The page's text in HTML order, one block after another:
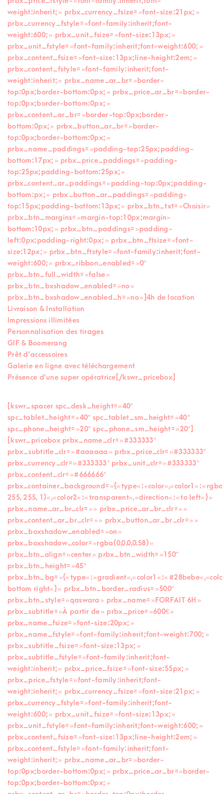
weight:inherit; » prbx_currency_fsize= »font-size:21px; »
prbx_currency_fstyle= »font-family:inherit;font-
weight:600; » prbx_unit_fsize= »font-size:13px; »
prbx_unit_fstyle= »font-family:inherit;font-weight:600; »
prbx_content_fsize= »font-size:13px;line-height:2em; »
prbx_content_fstyle= »font-family:inherit;font-
weight:inherit; » prbx_name_ar_br= »border-
top:0px;border-bottom:0px; » prbx_price_ar_br= »border-
top:0px;border-bottom:0px; »
prbx_content_ar_br= »border-top:0px;border-
bottom:0px; » prbx_button_ar_br= »border-
top:0px;border-bottom:0px; »
prbx_name_paddings= »padding-top:25px;padding-
bottom:17px; » prbx_price_paddings= »padding-
top:25px;padding-bottom:25px; »
prbx_content_ar_paddings= »padding-top:0px;padding-
bottom:px; » prbx_button_ar_paddings= »padding-
top:15px;padding-bottom:13px; » prbx_btn_txt= »Choisir »
prbx_btn_margins= »margin-top:10px;margin-
bottom:10px; » prbx_btn_paddings= »padding-
left:0px;padding-right:0px; » prbx_btn_ftsize= »font-
size:12px; » prbx_btn_ftstyle= »font-family:inherit;font-
weight:600; » prbx_ribbon_enabled= »0″
prbx_btn_full_width= »false »
prbx_btn_bxshadow_enabled= »no »
prbx_btn_bxshadow_enabled_h= »no »]4h de location
Livraison & Installation
Impressions illimitées
Personnalisation des tirages
GIF & Boomerang
Prêt d’accessoires
Galerie en ligne avec téléchargement
Présence d’une super opératrice[/kswr_pricebox]
[kswr_spacer spc_desk_height= »40″
spc_tablet_height= »40″ spc_tablet_sm_height= »40″
spc_phone_height= »20″ spc_phone_sm_height= »20″]
[kswr_pricebox prbx_name_clr= »#333333″
prbx_subtitle_clr= »#aaaaaa » prbx_price_clr= »#333333″
prbx_currency_clr= »#333333″ prbx_unit_clr= »#333333″
prbx_content_clr= »#666666″
prbx_container_background= »{« type« :« color« ,« color1« :«
255, 255, 1)« ,« color2« :« transparent« ,« direction« :« to left« } »
prbx_name_ar_br_clr= » » prbx_price_ar_br_clr= » »
prbx_content_ar_br_clr= » » prbx_button_ar_br_clr= » »
prbx_boxshadow_enabled= »on »
prbx_boxshadow_color= »rgba(0,0,0,0.58) »
prbx_btn_align= »center » prbx_btn_width= »150″
prbx_btn_height= »45″
prbx_btn_bg= »{« type« :« gradient« ,« color1« :« #28bebe« ,«
bottom right« } » prbx_btn_border_radius= »500″
prbx_btn_style= »qaswara » prbx_name= »FORFAIT 6H »
prbx_subtitle= »À partir de » prbx_price= »600€ »
prbx_name_fsize= »font-size:20px; »
prbx_name_fstyle= »font-family:inherit;font-weight:700; »
prbx_subtitle_fsize= »font-size:13px; »
prbx_subtitle_fstyle= »font-family:inherit;font-
weight:inherit; » prbx_price_fsize= »font-size:55px; »
prbx_price_fstyle= »font-family:inherit;font-
weight:inherit; » prbx_currency_fsize= »font-size:21px; »
prbx_currency_fstyle= »font-family:inherit;font-
weight:600; » prbx_unit_fsize= »font-size:13px; »
prbx_unit_fstyle= »font-family:inherit;font-weight:600; »
prbx_content_fsize= »font-size:13px;line-height:2em; »
prbx_content_fstyle= »font-family:inherit;font-
weight:inherit; » prbx_name_ar_br= »border-
top:0px;border-bottom:0px; » prbx_price_ar_br= »border-
top:0px;border-bottom:0px; »